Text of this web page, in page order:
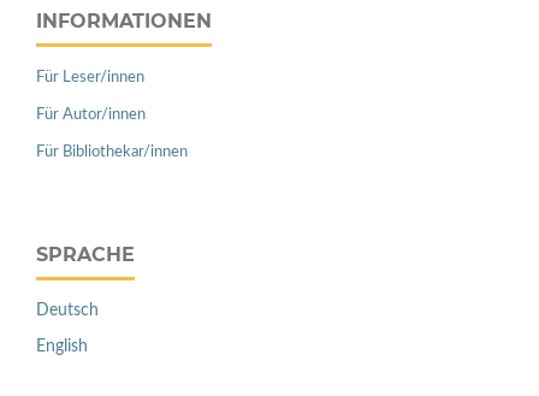
INFORMATIONEN
Für Leser/innen
Für Autor/innen
Für Bibliothekar/innen
SPRACHE
Deutsch
English